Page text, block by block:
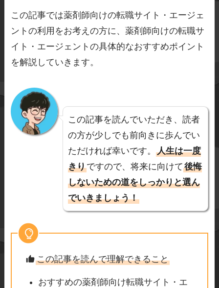
この記事では薬剤師向けの転職サイト・エージェ
ントの利用をお考えの方に、薬剤師向けの転職サ
イト・エージェントの具体的なおすすめポイント
を解説していきます。
この記事を読んでいただき、読者
の方が少しでも前向きに歩んでい
ただければ幸いです。人生は一度
きりですので、将来に向けて後悔
しないための道をしっかりと選ん
でいきましょう！
この記事を読んで理解できること
おすすめの薬剤師向け転職サイト・エ